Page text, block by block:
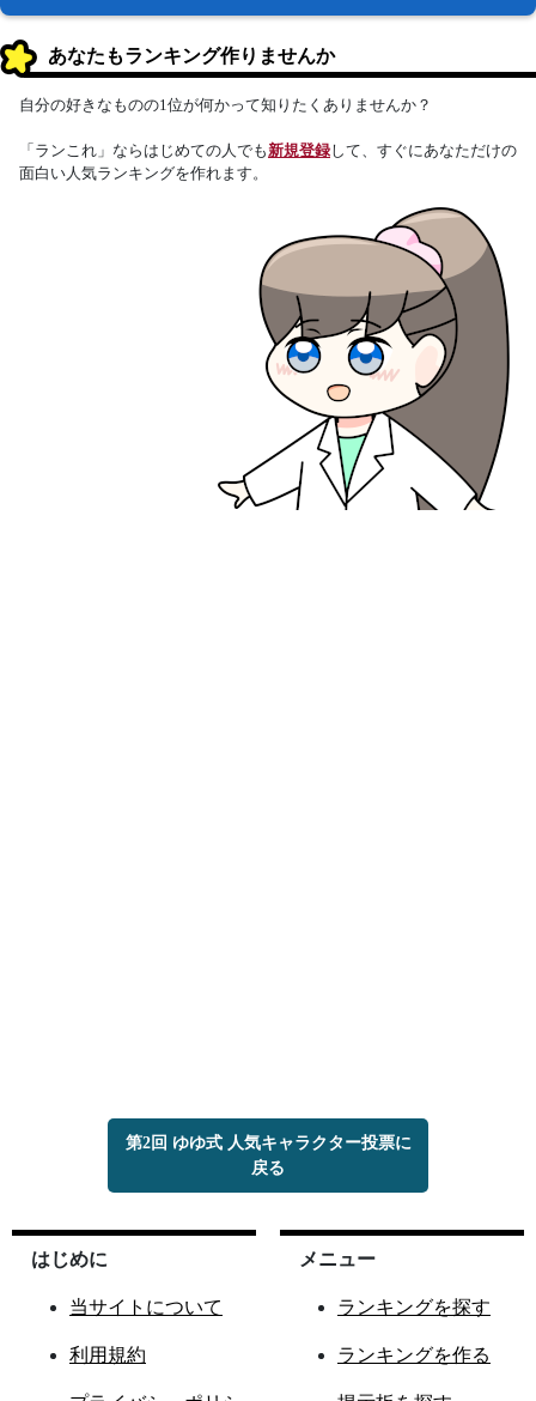
あなたもランキング作りませんか
自分の好きなものの1位が何かって知りたくありませんか？
「ランこれ」ならはじめての人でも新規登録して、すぐにあなただけの
面白い人気ランキングを作れます。
第2回 ゆゆ式 人気キャラクター投票に
戻る
はじめに
当サイトについて
利用規約
メニュー
ランキングを探す
ランキングを作る